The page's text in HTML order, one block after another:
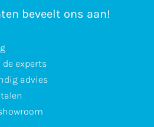
beveelt ons aan!
experts
advies